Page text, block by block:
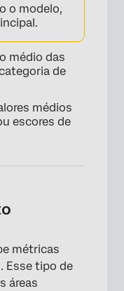
o modelo,
médio das
de
médios
escores de
métricas
Esse tipo de
áreas